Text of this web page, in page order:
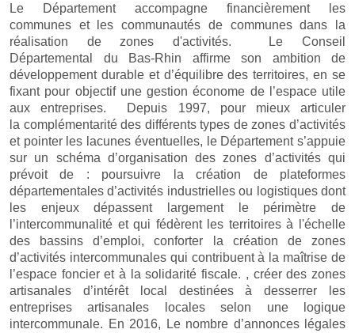
Le Département accompagne financièrement les
communes et les communautés de communes dans la
réalisation de zones d'activités. Le Conseil
Départemental du Bas-Rhin affirme son ambition de
développement durable et d’équilibre des territoires, en se
fixant pour objectif une gestion économe de l’espace utile
aux entreprises. Depuis 1997, pour mieux articuler
la complémentarité des différents types de zones d’activités
et pointer les lacunes éventuelles, le Département s’appuie
sur un schéma d’organisation des zones d’activités qui
prévoit de : poursuivre la création de plateformes
départementales d’activités industrielles ou logistiques dont
les enjeux dépassent largement le périmètre de
l’intercommunalité et qui fédèrent les territoires à l'échelle
des bassins d’emploi, conforter la création de zones
d’activités intercommunales qui contribuent à la maîtrise de
l’espace foncier et à la solidarité fiscale. , créer des zones
artisanales d’intérêt local destinées à desserrer les
entreprises artisanales locales selon une logique
intercommunale. En 2016, Le nombre d’annonces légales